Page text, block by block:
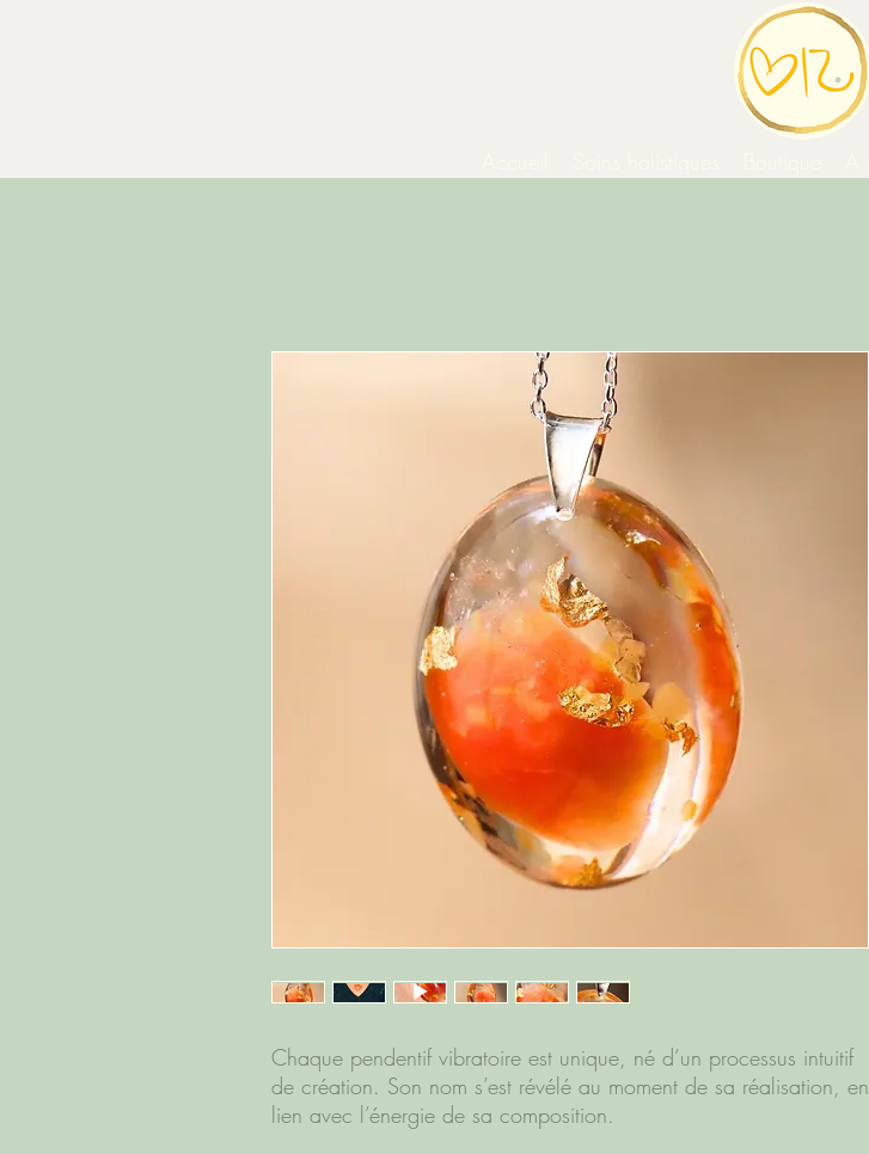
Chaque pendentif vibratoire est unique, né d’un processus intuitif
de création. Son nom s’est révélé au moment de sa réalisation, en
lien avec l’énergie de sa composition.